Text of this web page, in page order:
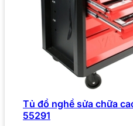
Tủ đồ nghề sửa chữa
55291